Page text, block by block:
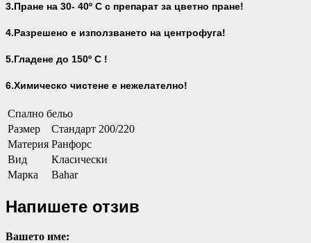
3.Пране на 30- 40º С с препарат за цветно пране!
4.Разрешено е използването на центрофуга!
5.Гладене до 150º С !
6.Химическо чистене е нежелателно!
Спално бельо
Размер
Стандарт 200/220
Материя Ранфорс
Вид
Класически
Марка
Bahar
Напишете отзив
Вашето име: